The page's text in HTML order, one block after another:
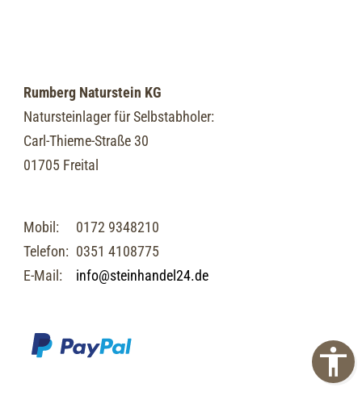
Rumberg Naturstein KG
Natursteinlager für Selbstabholer:
Carl-Thieme-Straße 30
01705 Freital
Mobil:
0172 9348210
Telefon: 0351 4108775
E-Mail:
info@steinhandel24.de